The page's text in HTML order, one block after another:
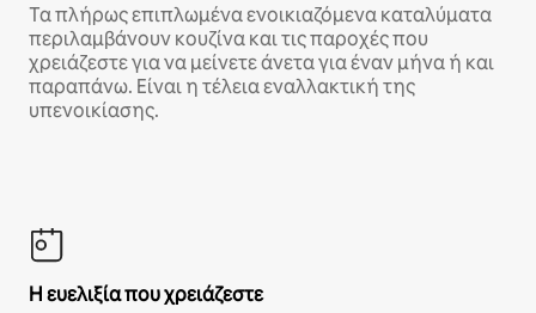
Τα πλήρως επιπλωμένα ενοικιαζόμενα καταλύματα
περιλαμβάνουν κουζίνα και τις παροχές που
χρειάζεστε για να μείνετε άνετα για έναν μήνα ή και
παραπάνω. Είναι η τέλεια εναλλακτική της
υπενοικίασης.
Η ευελιξία που χρειάζεστε